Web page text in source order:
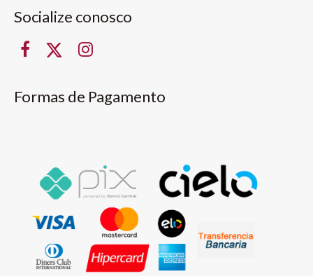
Socialize conosco
Formas de Pagamento